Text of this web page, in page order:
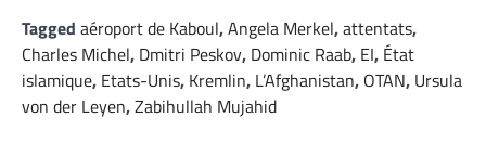
Tagged aéroport de Kaboul,Angela Merkel,attentats,
Charles Michel, Dmitri Peskov, Dominic Raab, EI, État
islamique, Etats-Unis, Kremlin, L’Afghanistan, OTAN, Ursula
von der Leyen,Zabihullah Mujahid